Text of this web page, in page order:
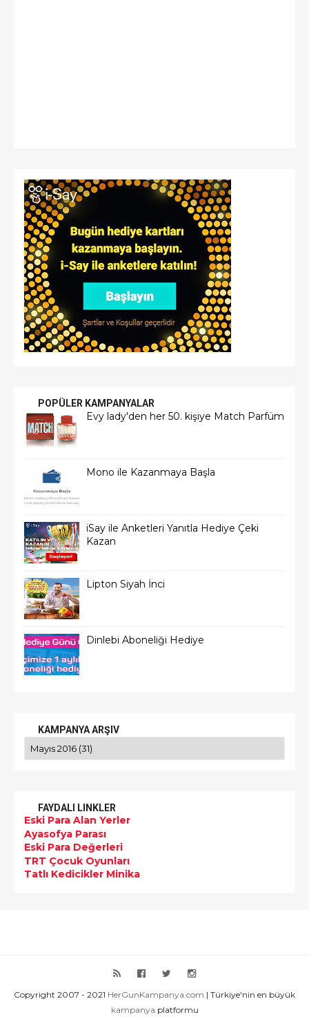
POPÜLER KAMPANYALAR
Evy lady'den her 50. kişiye Match Parfüm
Mono ile Kazanmaya Başla
iSay ile Anketleri Yanıtla Hediye Çeki
Kazan
Lipton Siyah İnci
Dinlebi Aboneliği Hediye
KAMPANYA ARŞIV
FAYDALI LINKLER
Eski Para Alan Yerler
Ayasofya Parası
Eski Para Değerleri
TRT Çocuk Oyunları
Tatlı Kedicikler Minika
Copyright 2007 - 2021 HerGunKampanya.com | Türkiye'nin en büyük
kampanya platformu